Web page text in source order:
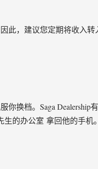
此，建议您定期将收入转
你换档。Saga
的办公室 拿回他的手